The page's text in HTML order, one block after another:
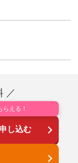
／
える！
し込む